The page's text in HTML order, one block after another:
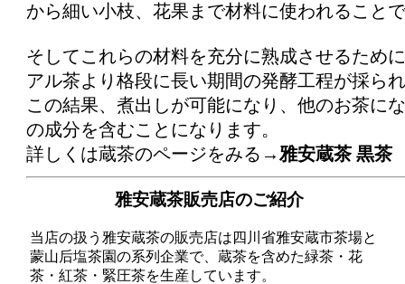
から細い小枝、花果まで材料に使われること
そしてこれらの材料を充分に熟成させるため
アル茶より格段に長い期間の発酵工程が採ら
この結果、煮出しが可能になり、他のお茶に
の成分を含むことになります。
詳しくは蔵茶のページをみる→雅安蔵茶 黒茶
雅安蔵茶販売店のご紹介
当店の扱う雅安蔵茶の販売店は四川省雅安蔵市茶場と
蒙山后塩茶園の系列企業で、蔵茶を含めた緑茶・花
茶・紅茶・緊圧茶を生産しています。